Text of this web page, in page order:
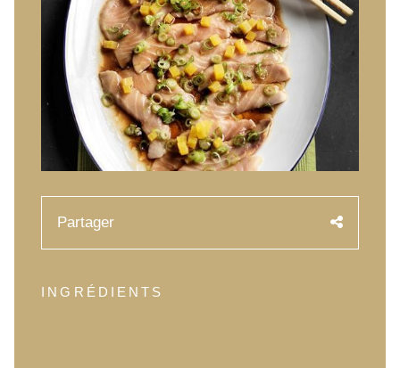
History of Caviar
Tasting Guide
Grading Caviar
Creating Caviar
Certification
Weddings
Corporate Events
Partager
INGRÉDIENTS